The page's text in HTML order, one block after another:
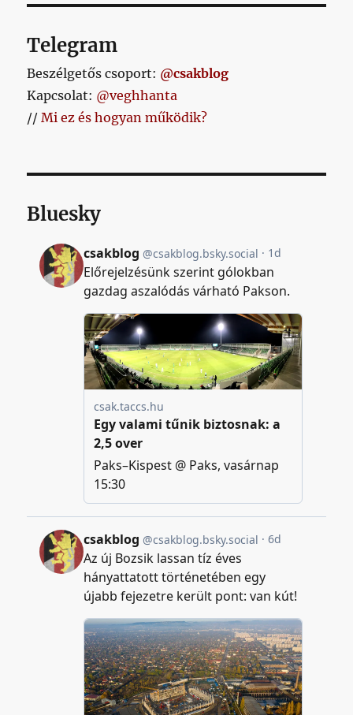
Telegram
Beszélgetős csoport: @csakblog
Kapcsolat: @veghhanta
//Mi ez és hogyan működik?
Bluesky